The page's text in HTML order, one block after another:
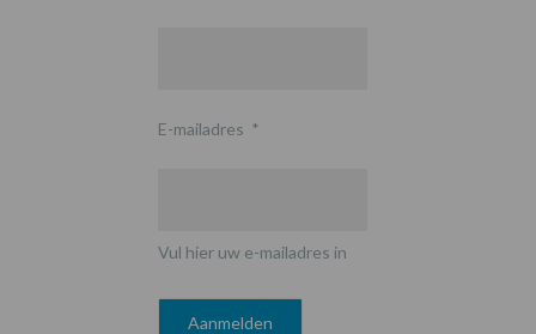
E-mailadres *
Vul hier uw e-mailadres in